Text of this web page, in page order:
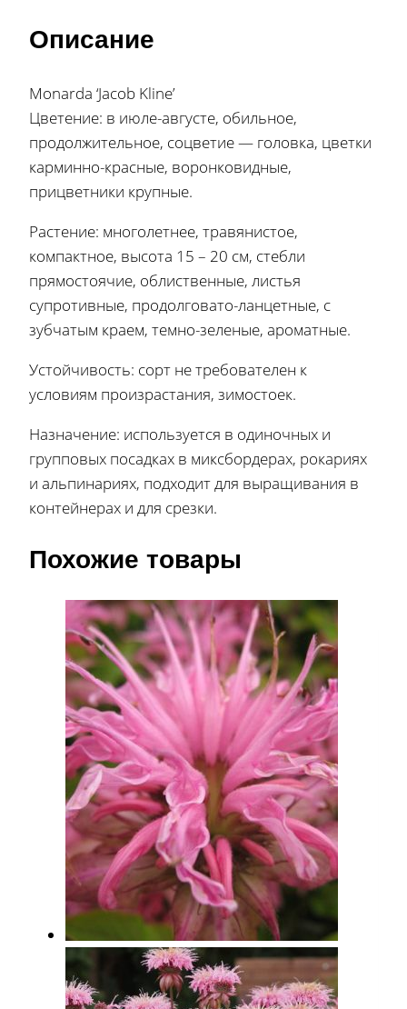
Описание
Monarda ‘Jacob Kline’
Цветение: в июле-августе, обильное,
продолжительное, соцветие — головка, цветки
карминно-красные, воронковидные,
прицветники крупные.
Растение: многолетнее, травянистое,
компактное, высота 15 – 20 см, стебли
прямостоячие, облиственные, листья
супротивные, продолговато-ланцетные, с
зубчатым краем, темно-зеленые, ароматные.
Устойчивость: сорт не требователен к
условиям произрастания, зимостоек.
Назначение: используется в одиночных и
групповых посадках в миксбордерах, рокариях
и альпинариях, подходит для выращивания в
контейнерах и для срезки.
Похожие товары